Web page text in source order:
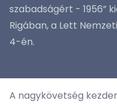
szabadságért - 1956”
Rigában, a Lett
4-én.
A nagykövetség